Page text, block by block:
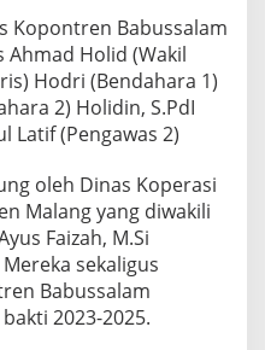
B
A
Kopontren Babussalam
Ahmad Holid (Wakil
Hodri (Bendahara 1)
2) Holidin, S.PdI
Latif (Pengawas 2)
oleh Dinas Koperasi
Malang yang diwakili
Faizah, M.Si
sekaligus
Babussalam
2023-2025.